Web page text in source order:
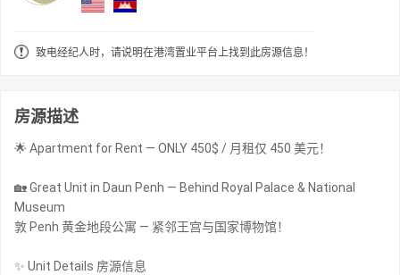
致电经纪人时，请说明在港湾置业平台上找到此房源信息！
房源描述
🌟 Apartment for Rent — ONLY 450$ / 月租仅 450 美元！
🏡 Great Unit in Daun Penh — Behind Royal Palace & National
Museum
敦 Penh 黄金地段公寓 — 紧邻王宫与国家博物馆！
✨ Unit Details 房源信息